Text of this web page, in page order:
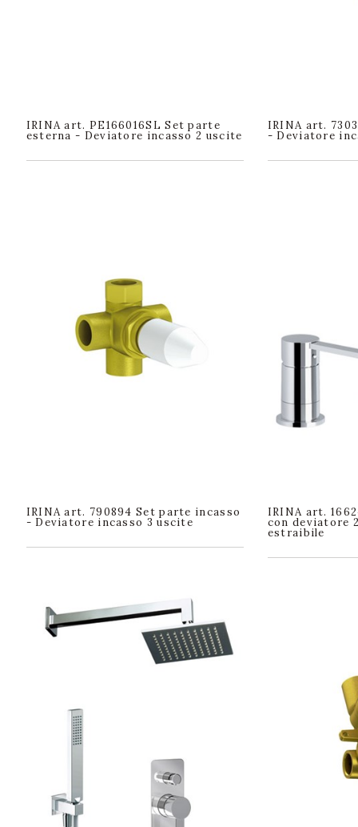
IRINA art. PE166016SL Set parte
esterna - Deviatore incasso 2 uscite
IRINA art.
- Deviatore
IRINA art. 790894 Set parte incasso
- Deviatore incasso 3 uscite
IRINA art.
con deviatore
estraibile